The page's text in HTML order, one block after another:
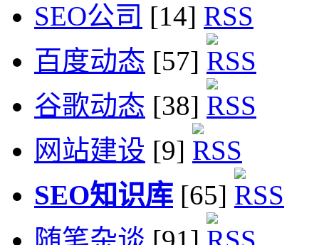
SEO公司 [14]
百度动态 [57]
谷歌动态 [38]
网站建设 [9]
SEO知识库 [65]